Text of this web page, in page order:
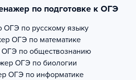
по подготовке к ОГЭ
ОГЭ по русскому языку
ОГЭ по математике
ОГЭ по обществознанию
ОГЭ по биологии
ОГЭ по информатике